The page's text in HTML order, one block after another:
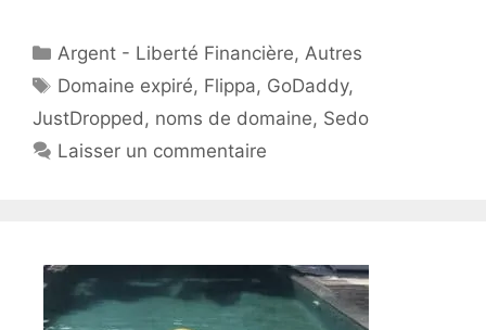
Catégories
Argent - Liberté Financière,Autres
Étiquettes
Domaine expiré, Flippa, GoDaddy,
JustDropped, noms de domaine, Sedo
Laisser un commentaire